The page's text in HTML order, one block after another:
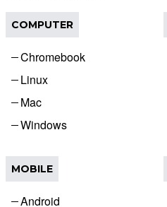
COMPUTER
Chromebook
Linux
Mac
Windows
MOBILE
Android